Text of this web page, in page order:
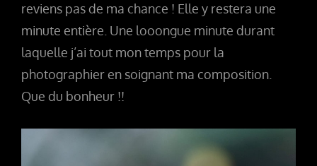
reviens pas de ma chance ! Elle y restera une
minute entière. Une looongue minute durant
laquelle j’ai tout mon temps pour la
photographier en soignant ma composition.
Que du bonheur !!